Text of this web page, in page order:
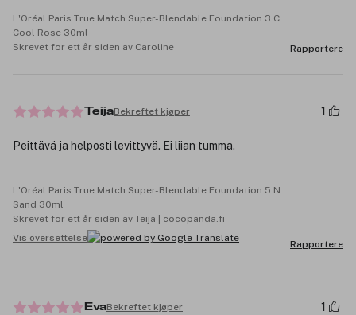
L'Oréal Paris True Match Super-Blendable Foundation 3.C
Cool Rose 30ml
Skrevet for ett år siden av Caroline
Rapportere
TeijaBekreftet kjøper 1
Peittävä ja helposti levittyvä. Ei liian tumma.
L'Oréal Paris True Match Super-Blendable Foundation 5.N
Sand 30ml
Skrevet for ett år siden av Teija | cocopanda.fi
Vis oversettelse
Rapportere
EvaBekreftet kjøper 1